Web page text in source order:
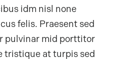
idm nisl none
felis. Praesent sed
pulvinar mid porttitor
tristique at turpis sed